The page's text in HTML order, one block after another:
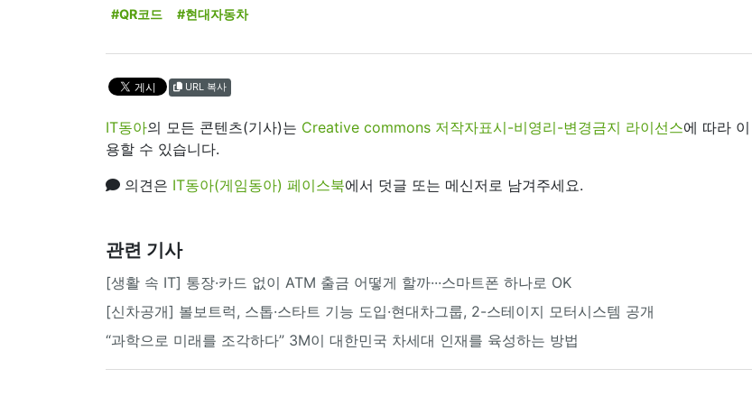
#QR코드 #현대자동차
URL 복사
IT동아의 모든 콘텐츠(기사)는 Creative commons 저작자표시-비영리-변경금지 라이선스에 따라 이
용할 수 있습니다.
의견은 IT동아(게임동아) 페이스북에서 덧글 또는 메신저로 남겨주세요.
관련 기사
[생활 속 IT] 통장·카드 없이 ATM 출금 어떻게 할까···스마트폰 하나로 OK
[신차공개] 볼보트럭, 스톱·스타트 기능 도입·현대차그룹, 2-스테이지 모터시스템 공개
“과학으로 미래를 조각하다” 3M이 대한민국 차세대 인재를 육성하는 방법